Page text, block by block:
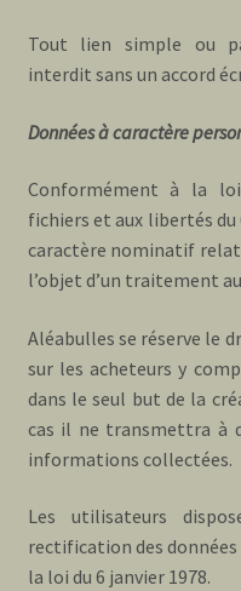
Tout lien simple ou
interdit sans un accord
Données à caractère
Conformément à la
fichiers et aux libertés
caractère nominatif
l’objet d’un traitement
Aléabulles se réserve le
sur les acheteurs y
dans le seul but de la
cas il ne transmettra à
informations collectées.
Les utilisateurs
rectification des
la loi du 6 janvier 1978.